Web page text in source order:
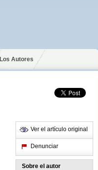
Los Autores
Ver el artículo original
Denunciar
Sobre el autor